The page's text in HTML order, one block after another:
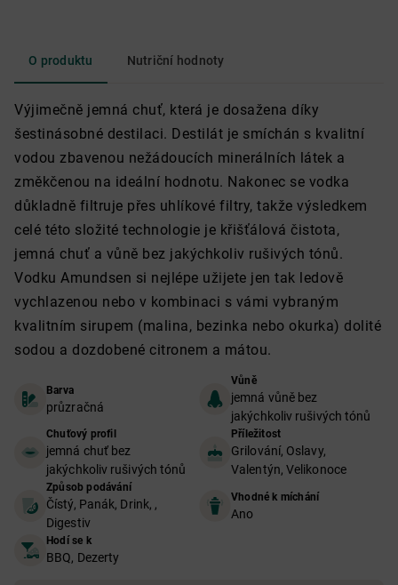
O produktu Nutriční hodnoty
Výjimečně jemná chuť, která je dosažena díky
šestinásobné destilaci. Destilát je smíchán s kvalitní
vodou zbavenou nežádoucích minerálních látek a
změkčenou na ideální hodnotu. Nakonec se vodka
důkladně filtruje přes uhlíkové filtry, takže výsledkem
celé této složité technologie je křišťálová čistota,
jemná chuť a vůně bez jakýchkoliv rušivých tónů.
Vodku Amundsen si nejlépe užijete jen tak ledově
vychlazenou nebo v kombinaci s vámi vybraným
kvalitním sirupem (malina, bezinka nebo okurka) dolité
sodou a dozdobené citronem a mátou.
Barva
průzračná
Vůně
jemná vůně bez
jakýchkoliv rušivých tónů
Chuťový profil
jemná chuť bez
jakýchkoliv rušivých tónů
Příležitost
Grilování, Oslavy,
Valentýn, Velikonoce
Způsob podávání
Čístý, Panák, Drink, ,
Digestiv
Vhodné k míchání
Ano
Hodí se k
BBQ, Dezerty